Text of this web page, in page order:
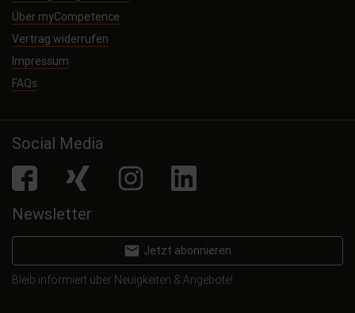
Über myCompetence
Vertrag widerrufen
Impressum
FAQs
Social Media
facebook Xing Instagram LinkedIn
Newsletter
email Jetzt abonnieren
Bleib informiert über Neuigkeiten & Angebote!